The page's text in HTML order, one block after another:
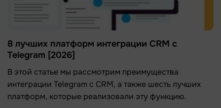
8 лучших платформ интеграции CRM с
Telegram [2026]
В этой статье мы рассмотрим преимущества
интеграции Telegram с CRM, а также шесть лучших
платформ, которые реализовали эту функцию.